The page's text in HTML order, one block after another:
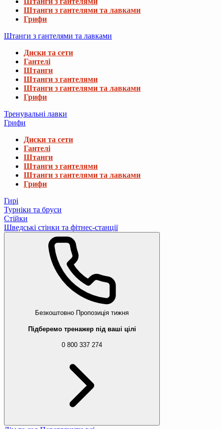
Штанги з гантелями та лавками
Грифи
Штанги з гантелями та лавками
Диски та сети
Гантелі
Штанги
Штанги з гантелями
Штанги з гантелями та лавками
Грифи
Тренувальні лавки
Грифи
Диски та сети
Гантелі
Штанги
Штанги з гантелями
Штанги з гантелями та лавками
Грифи
Гирі
Турніки та бруси
Стійки
Шведські стінки та фітнес-станції
Безкоштовно Пропозиція тижня
Підберемо тренажер під ваші цілі
0 800 337 274